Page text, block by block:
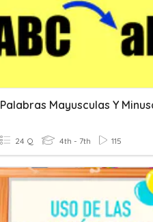
24 Q 4th - 7th 115